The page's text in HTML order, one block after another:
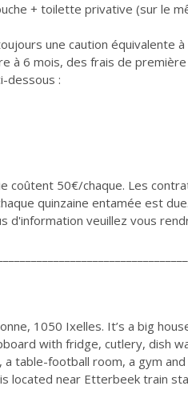
+ toilette privative (sur le
une caution équivalente
à 6 mois, des frais de
dessous :
coûtent 50€/chaque. Les
quinzaine entamée est
d'information veuillez vous
1050 Ixelles. It’s a big
with fridge, cutlery, dish
table-football room, a gym
located near Etterbeek train